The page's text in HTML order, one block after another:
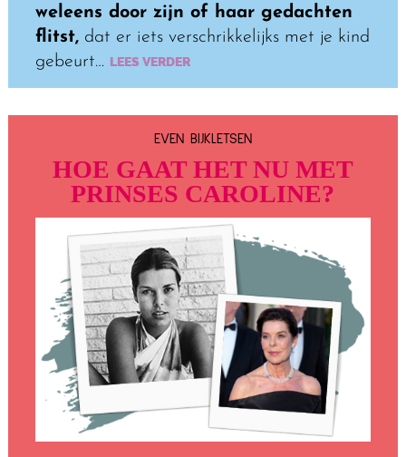
weleens door zijn of haar gedachten
flitst,dat er iets verschrikkelijks met je kind
gebeurt… LEES VERDER
EVEN BIJKLETSEN
HOE GAAT HET NU MET
PRINSES CAROLINE?